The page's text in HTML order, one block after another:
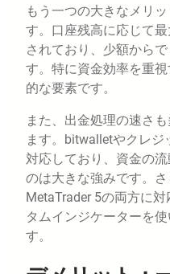
もう一つの大きなメリ
す。口座残高に応じて
されており、少額から
す。特に資金効率を重
的な要素です。
また、出金処理の速さ
ます。bitwalletやクレ
対応しており、資金の
のは大きな強みです。さ
MetaTrader 5の両方に
タムインジケーターを
す。